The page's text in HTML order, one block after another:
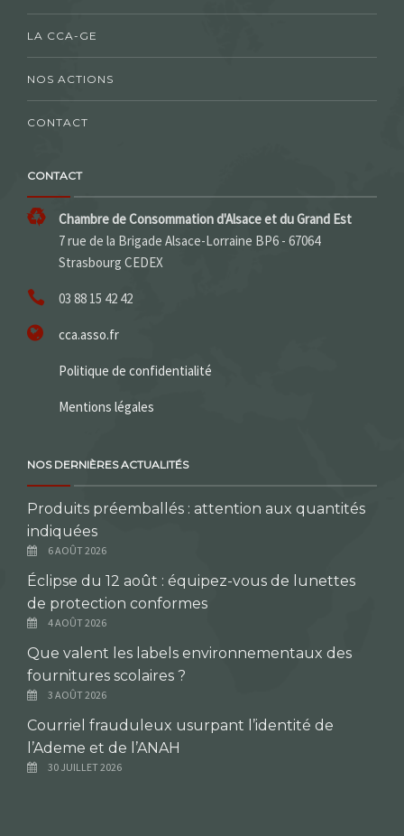
LA CCA-GE
NOS ACTIONS
CONTACT
CONTACT
Chambre de Consommation d'Alsace et du Grand Est
7 rue de la Brigade Alsace-Lorraine BP6 - 67064
Strasbourg CEDEX
03 88 15 42 42
cca.asso.fr
Politique de confidentialité
Mentions légales
NOS DERNIÈRES ACTUALITÉS
Produits préemballés : attention aux quantités
indiquées
6 AOÛT 2026
Éclipse du 12 août : équipez-vous de lunettes
de protection conformes
4 AOÛT 2026
Que valent les labels environnementaux des
fournitures scolaires ?
3 AOÛT 2026
Courriel frauduleux usurpant l’identité de
l’Ademe et de l’ANAH
30 JUILLET 2026